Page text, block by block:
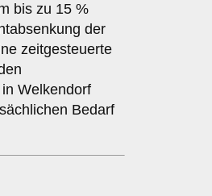
bis zu 15 %
der
zeitgesteuerte
Welkendorf
Bedarf